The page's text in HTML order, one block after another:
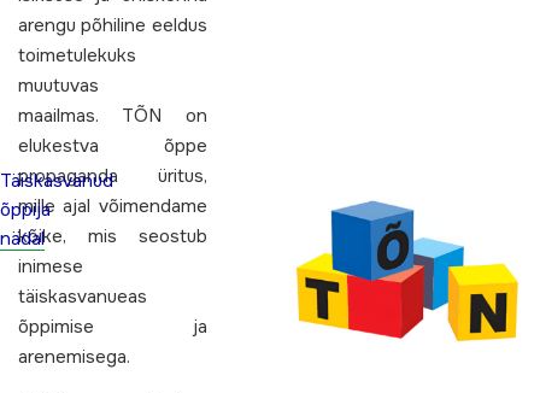
Täiskasvanud
õppija
nädal
arengu põhiline eeldus
toimetulekuks
muutuvas
maailmas. TÕN on
elukestva õppe
propaganda üritus,
mille ajal võimendame
kõike, mis seostub
inimese
täiskasvanueas
õppimise ja
arenemisega.